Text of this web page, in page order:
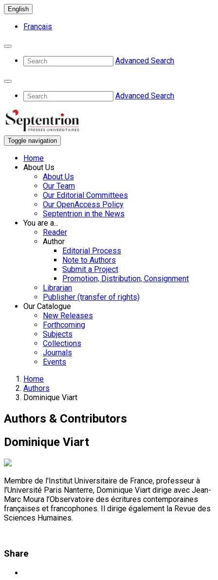
English
Français
Advanced Search
Advanced Search
Toggle navigation
Home
About Us
About Us
Our Team
Our Editorial Committees
Our OpenAccess Policy
Septentrion in the News
You are a...
Reader
Author
Editorial Process
Note to Authors
Submit a Project
Promotion, Distribution, Consignment
Librarian
Publisher (transfer of rights)
Our Catalogue
New Releases
Forthcoming
Subjects
Collections
Journals
Events
Home
Authors
Dominique Viart
Authors & Contributors
Dominique Viart
Membre de l'Institut Universitaire de France, professeur à
l’Université Paris Nanterre, Dominique Viart dirige avec Jean-
Marc Moura l’Observatoire des écritures contemporaines
françaises et francophones. Il dirige également la Revue des
Sciences Humaines.
Share